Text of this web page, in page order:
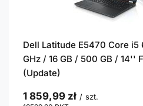
Dell Latitude E5470 Core
GHz / 16 GB / 500 GB / 14''
(Update)
1 859,99 zł / szt.